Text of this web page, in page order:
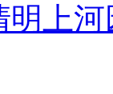
明上河